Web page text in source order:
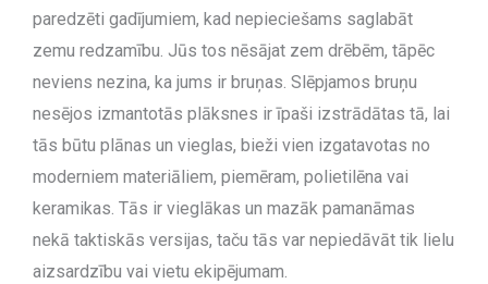
paredzēti gadījumiem, kad nepieciešams saglabāt
zemu redzamību. Jūs tos nēsājat zem drēbēm, tāpēc
neviens nezina, ka jums ir bruņas. Slēpjamos bruņu
nesējos izmantotās plāksnes ir īpaši izstrādātas tā, lai
tās būtu plānas un vieglas, bieži vien izgatavotas no
moderniem materiāliem, piemēram, polietilēna vai
keramikas. Tās ir vieglākas un mazāk pamanāmas
nekā taktiskās versijas, taču tās var nepiedāvāt tik lielu
aizsardzību vai vietu ekipējumam.